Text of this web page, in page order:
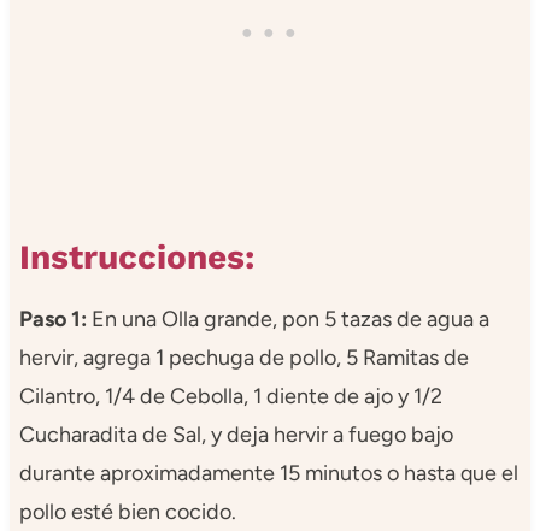
Instrucciones:
Paso 1: En una Olla grande, pon 5 tazas de agua a
hervir, agrega 1 pechuga de pollo, 5 Ramitas de
Cilantro, 1/4 de Cebolla, 1 diente de ajo y 1/2
Cucharadita de Sal, y deja hervir a fuego bajo
durante aproximadamente 15 minutos o hasta que el
pollo esté bien cocido.